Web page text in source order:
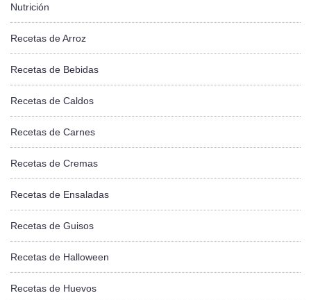
Nutrición
Recetas de Arroz
Recetas de Bebidas
Recetas de Caldos
Recetas de Carnes
Recetas de Cremas
Recetas de Ensaladas
Recetas de Guisos
Recetas de Halloween
Recetas de Huevos